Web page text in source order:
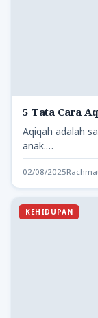
5 Tata Cara
Aqiqah adalah
anak.…
02/08/2025
KEHIDUPAN